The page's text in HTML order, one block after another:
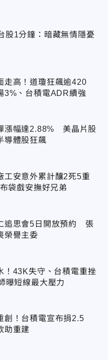
股1分鐘：暗藏無情隱憂
走高！道瓊狂飆逾420
、台積電ADR續強
漲幅達2.88% 美晶片股
導體股狂飆
工安意外累計釀2死5重
袋戲安撫好兄弟
追思會5日開放預約 張
榮譽主委
！43K失守、台積電重挫
短線最大壓力
創！台積電宣布捐2.5
重建